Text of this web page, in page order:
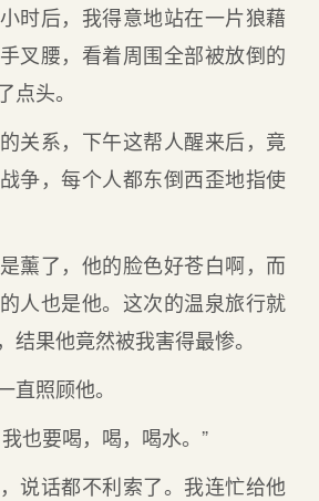
后，我得意地站在一片狼藉
叉腰，看着周围全部被放倒的
点头。
系，下午这帮人醒来后，竟
争，每个人都东倒西歪地指使
了，他的脸色好苍白啊，而
人也是他。这次的温泉旅行就
结果他竟然被我害得最惨。
照顾他。
要喝，喝，喝水。”
话都不利索了。我连忙给他